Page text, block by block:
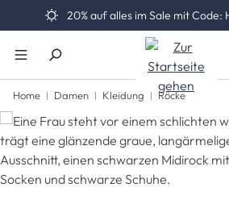
Zum Hauptinhalt springen
20% auf alles im Sale mit Code:
Home Damen Kleidung Röcke
Bildergalerie überspringen